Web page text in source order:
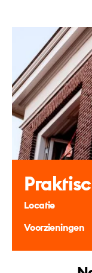
Locatie
Voorzieningen